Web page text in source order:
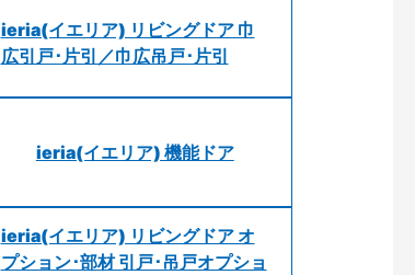
ieria(イエリア) リビングドア 巾
広引戸･片引／巾広吊戸･片引
ieria(イエリア) 機能ドア
ieria(イエリア) リビングドア オ
プション･部材 引戸･吊戸オプショ